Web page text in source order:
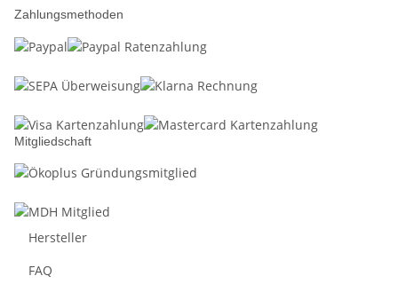
Zahlungsmethoden
Mitgliedschaft
Hersteller
FAQ